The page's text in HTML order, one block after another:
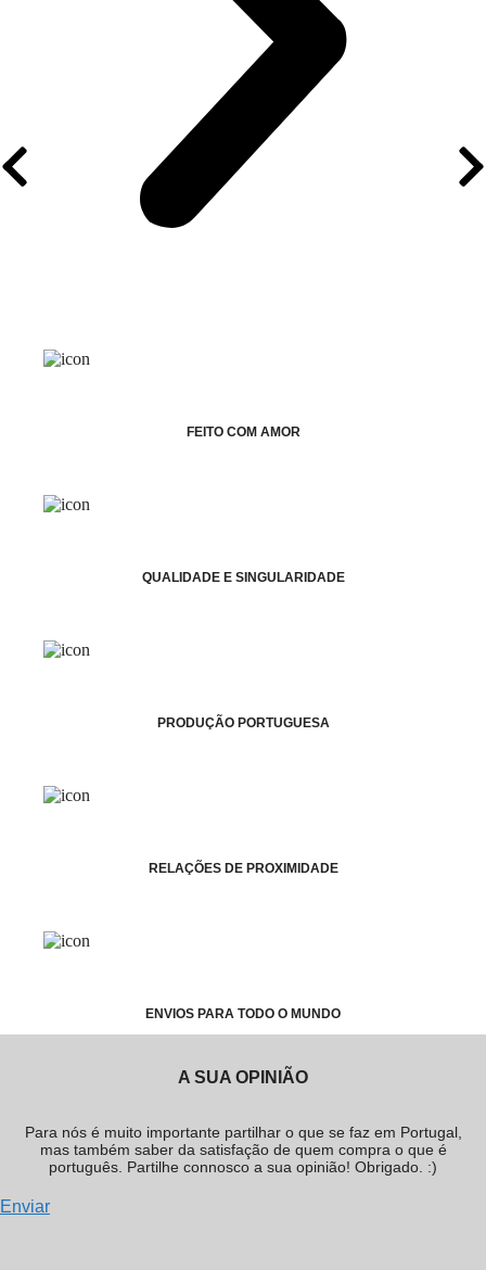
FEITO COM AMOR
QUALIDADE E SINGULARIDADE
PRODUÇÃO PORTUGUESA
RELAÇÕES DE PROXIMIDADE
ENVIOS PARA TODO O MUNDO
A SUA OPINIÃO
Para nós é muito importante partilhar o que se faz em Portugal,
mas também saber da satisfação de quem compra o que é
português. Partilhe connosco a sua opinião! Obrigado. :)
Enviar